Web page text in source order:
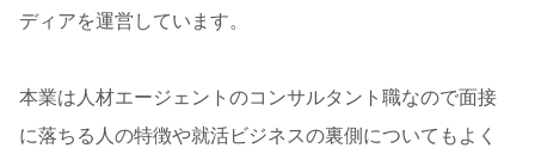
ディアを運営しています。
本業は人材エージェントのコンサルタント職なので面接
に落ちる人の特徴や就活ビジネスの裏側についてもよく